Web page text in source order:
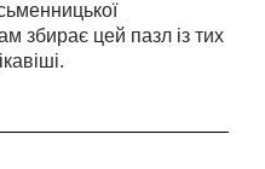
збирає цей пазл із тих